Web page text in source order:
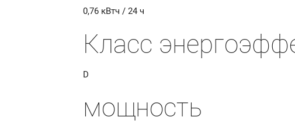
0,76 кВтч / 24 ч
Класс
D
мощность